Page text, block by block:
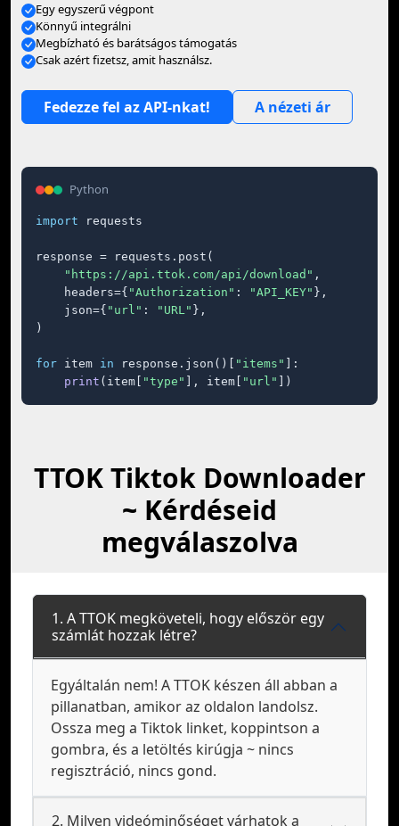
Egy egyszerű végpont
Könnyű integrálni
Megbízható és barátságos támogatás
Csak azért fizetsz, amit használsz.
Fedezze fel az API-nkat! A nézeti ár
Python
import requests
response = requests.post(
"https://api.ttok.com/api/download" ,
    headers={
"Authorization" : "API_KEY" },
    json={
"url" : "URL" },
)
for item in response.json()[ "items"
]:
print (item[ "type" ], item[ "url" ])
TTOK Tiktok Downloader
~ Kérdéseid
megválaszolva
1. A TTOK megköveteli, hogy először egy
számlát hozzak létre?
Egyáltalán nem! A TTOK készen áll abban a
pillanatban, amikor az oldalon landolsz.
Ossza meg a Tiktok linket, koppintson a
gombra, és a letöltés kirúgja ~ nincs
regisztráció, nincs gond.
2. Milyen videóminőséget várhatok a